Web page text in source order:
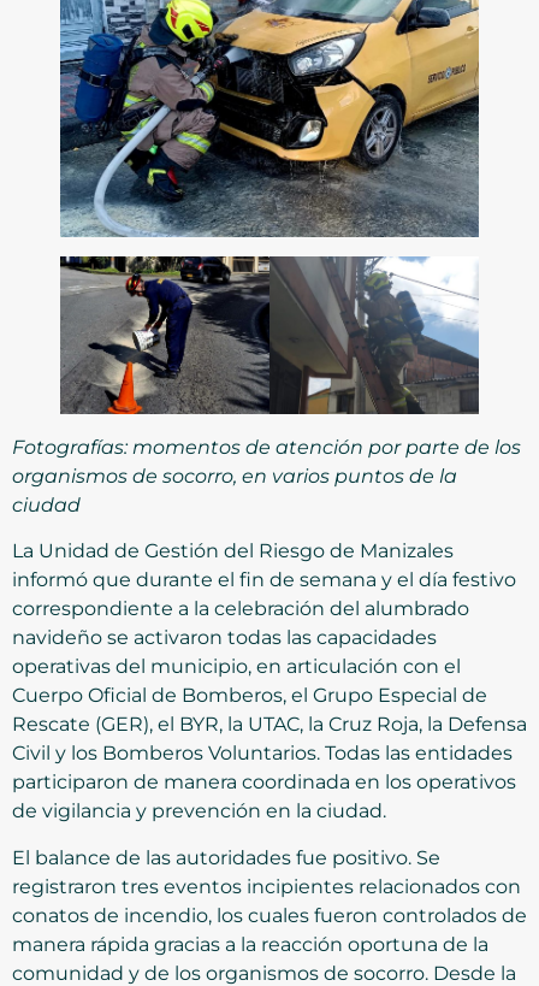
Fotografías: momentos de atención por parte de los
organismos de socorro, en varios puntos de la
ciudad
La Unidad de Gestión del Riesgo de Manizales
informó que durante el fin de semana y el día festivo
correspondiente a la celebración del alumbrado
navideño se activaron todas las capacidades
operativas del municipio, en articulación con el
Cuerpo Oficial de Bomberos, el Grupo Especial de
Rescate (GER), el BYR, la UTAC, la Cruz Roja, la Defensa
Civil y los Bomberos Voluntarios. Todas las entidades
participaron de manera coordinada en los operativos
de vigilancia y prevención en la ciudad.
El balance de las autoridades fue positivo. Se
registraron tres eventos incipientes relacionados con
conatos de incendio, los cuales fueron controlados de
manera rápida gracias a la reacción oportuna de la
comunidad y de los organismos de socorro. Desde la